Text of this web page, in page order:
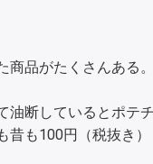
品がたくさんある。
断しているとポテ
も100円（税抜き）